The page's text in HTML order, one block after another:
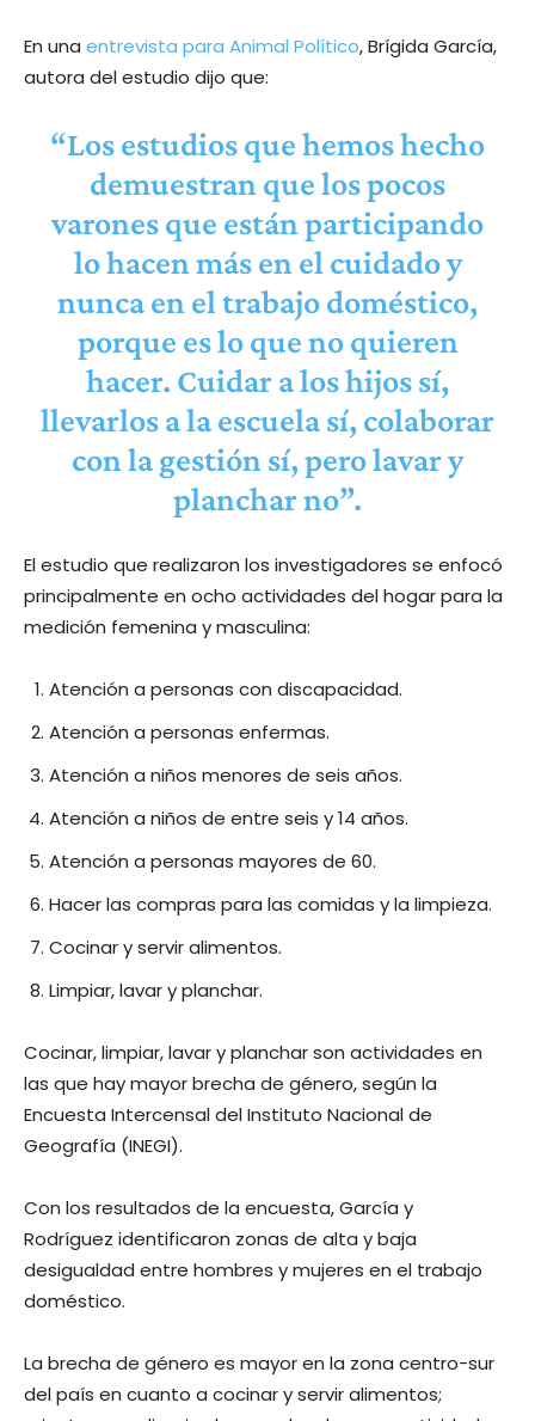
En una entrevista para Animal Político, Brígida García,
autora del estudio dijo que:
“Los estudios que hemos hecho
demuestran que los pocos
varones que están participando
lo hacen más en el cuidado y
nunca en el trabajo doméstico,
porque es lo que no quieren
hacer. Cuidar a los hijos sí,
llevarlos a la escuela sí, colaborar
con la gestión sí, pero lavar y
planchar no”.
El estudio que realizaron los investigadores se enfocó
principalmente en ocho actividades del hogar para la
medición femenina y masculina:
Atención a personas con discapacidad.
Atención a personas enfermas.
Atención a niños menores de seis años.
Atención a niños de entre seis y 14 años.
Atención a personas mayores de 60.
Hacer las compras para las comidas y la limpieza.
Cocinar y servir alimentos.
Limpiar, lavar y planchar.
Cocinar, limpiar, lavar y planchar son actividades en
las que hay mayor brecha de género, según la
Encuesta Intercensal del Instituto Nacional de
Geografía (INEGI).
Con los resultados de la encuesta, García y
Rodríguez identificaron zonas de alta y baja
desigualdad entre hombres y mujeres en el trabajo
doméstico.
La brecha de género es mayor en la zona centro-sur
del país en cuanto a cocinar y servir alimentos;